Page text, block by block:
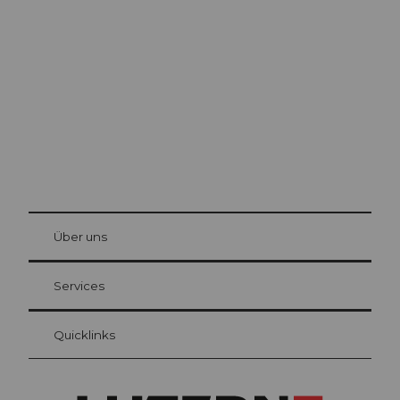
Gästekarte Luzern
Ihre Vorteile als Übernachtungsgast
at Bre
Über uns
Services
Quicklinks